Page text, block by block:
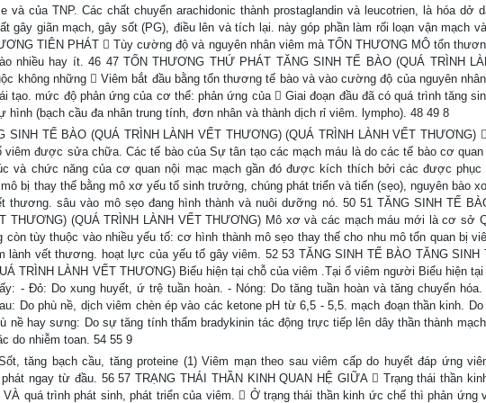
và của TNP. Các chất chuyển arachidonic thành prostaglandin và leucotrien, là hóa dở
gây giãn mạch, gây sốt (PG), điều lên và tích lại. này góp phần làm rối loạn vận mạch
TIÊN PHÁT  Tùy cường độ và nguyên nhân viêm mà TỔN THƯƠNG MÔ tổn
nhiều hay ít. 46 47 TỔN THƯƠNG THỨ PHÁT TĂNG SINH TẾ BÀO (QUÁ TRÌNH
không những  Viêm bắt đầu bằng tổn thương tế bào và vào cường độ của nguyên
tạo. mức độ phản ứng của cơ thể: phản ứng của  Giai đoạn đầu đã có quá trình tăng
(bạch cầu đa nhân trung tính, đơn nhân và thành dịch rỉ viêm. lympho). 48 49 8
SINH TẾ BÀO (QUÁ TRÌNH LÀNH VẾT THƯƠNG) (QUÁ TRÌNH LÀNH VẾT THƯƠNG)
được sửa chữa. Các tế bào của Sự tân tạo các mạch máu là do các tế bào cơ quan
và chức năng của cơ quan nội mạc mạch gần đó được kích thích bởi các được phục
bị thay thế bằng mô xơ yếu tố sinh trưởng, chúng phát triển và tiến (sẹo), nguyên bào
thương. sâu vào mô sẹo đang hình thành và nuôi dưỡng nó. 50 51 TĂNG SINH TẾ
THƯƠNG) (QUÁ TRÌNH LÀNH VẾT THƯƠNG) Mô xơ và các mạch máu mới là cơ sở
còn tùy thuộc vào nhiều yếu tố: cơ hình thành mô sẹo thay thế cho nhu mô tổn quan bị
vết thương. hoạt lực của yếu tố gây viêm. 52 53 TĂNG SINH TẾ BÀO TĂNG SINH
TRÌNH LÀNH VẾT THƯƠNG) Biểu hiện tại chỗ của viêm .Tại ổ viêm người Biểu hiện
- Đỏ: Do xung huyết, ứ trệ tuần hoàn. - Nóng: Do tăng tuần hoàn và tăng chuyển hóa.
Do phù nề, dịch viêm chèn ép vào các ketone pH từ 6,5 - 5,5. mạch đoạn thần kinh. Do
nề hay sưng: Do sự tăng tính thấm bradykinin tác động trực tiếp lên dây thần thành
do nhiễm toan. 54 55 9
tăng bạch cầu, tăng proteine (1) Viêm mạn theo sau viêm cấp do huyết đáp ứng
ngay từ đầu. 56 57 TRẠNG THÁI THẦN KINH QUAN HỆ GIỮA  Trạng thái thần
quá trình phát sinh, phát triển của viêm.  Ở trạng thái thần kinh ức chế thì phản ứng